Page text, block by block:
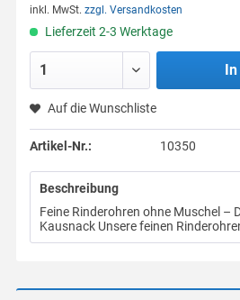
inkl. MwSt. zzgl. Versandkosten
Lieferzeit 2-3 Werktage
Auf die Wunschliste
Artikel-Nr.: 10350
Beschreibung
Feine Rinderohren ohne Muschel –
Kausnack Unsere feinen